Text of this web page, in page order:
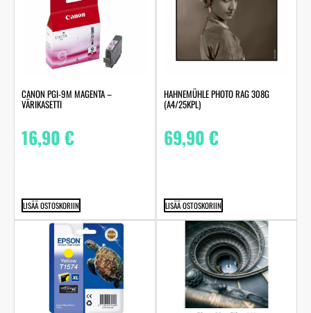
CANON PGI-9M MAGENTA –
VÄRIKASETTI
16,90€
LISÄÄ OSTOSKORIIN
HAHNEMÜHLE PHOTO RAG 308G
(A4/25KPL)
69,90€
LISÄÄ OSTOSKORIIN